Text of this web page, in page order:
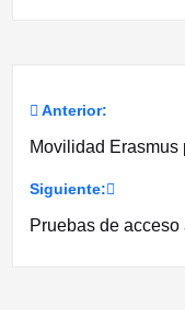
Navegación
entradas
Anterior:
Movilidad Erasmus
Siguiente:
Pruebas de